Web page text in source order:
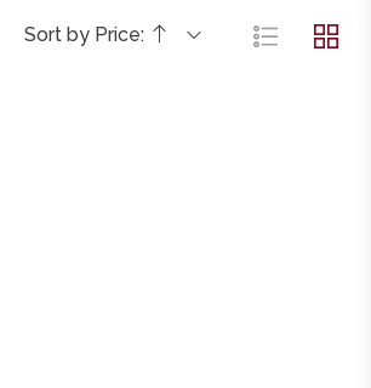
Sort by Price: